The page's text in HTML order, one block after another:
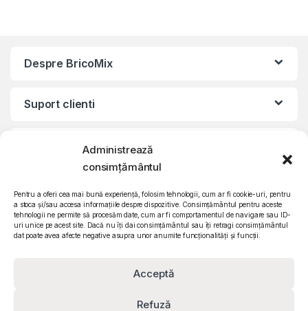
Administrează
consimțământul
Pentru a oferi cea mai bună experiență, folosim tehnologii, cum ar fi cookie-uri, pentru
a stoca și/sau accesa informațiile despre dispozitive. Consimțământul pentru aceste
tehnologii ne permite să procesăm date, cum ar fi comportamentul de navigare sau ID-
uri unice pe acest site. Dacă nu îți dai consimțământul sau îți retragi consimțământul
dat poate avea afecte negative asupra unor anumite funcționalități și funcții.
Acceptă
Refuză
Despre BricoMix
Suport clienti
Informatii legale
CIF: RO15571358 | Reg. com: J26/839/2003